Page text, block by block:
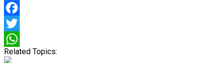
Facebook
Twitter
WhatsApp
Related Topics: